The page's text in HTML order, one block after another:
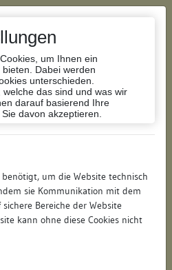
um Ihnen ein
Dabei werden
unterschieden.
das sind und was wir
darauf basierend Ihre
davon akzeptieren.
benötigt, um die Website technisch
sie Kommunikation mit dem
Bereiche der Website
kann ohne diese Cookies nicht
Restaurierung
13.04.2026
Als PDF herunterladen: